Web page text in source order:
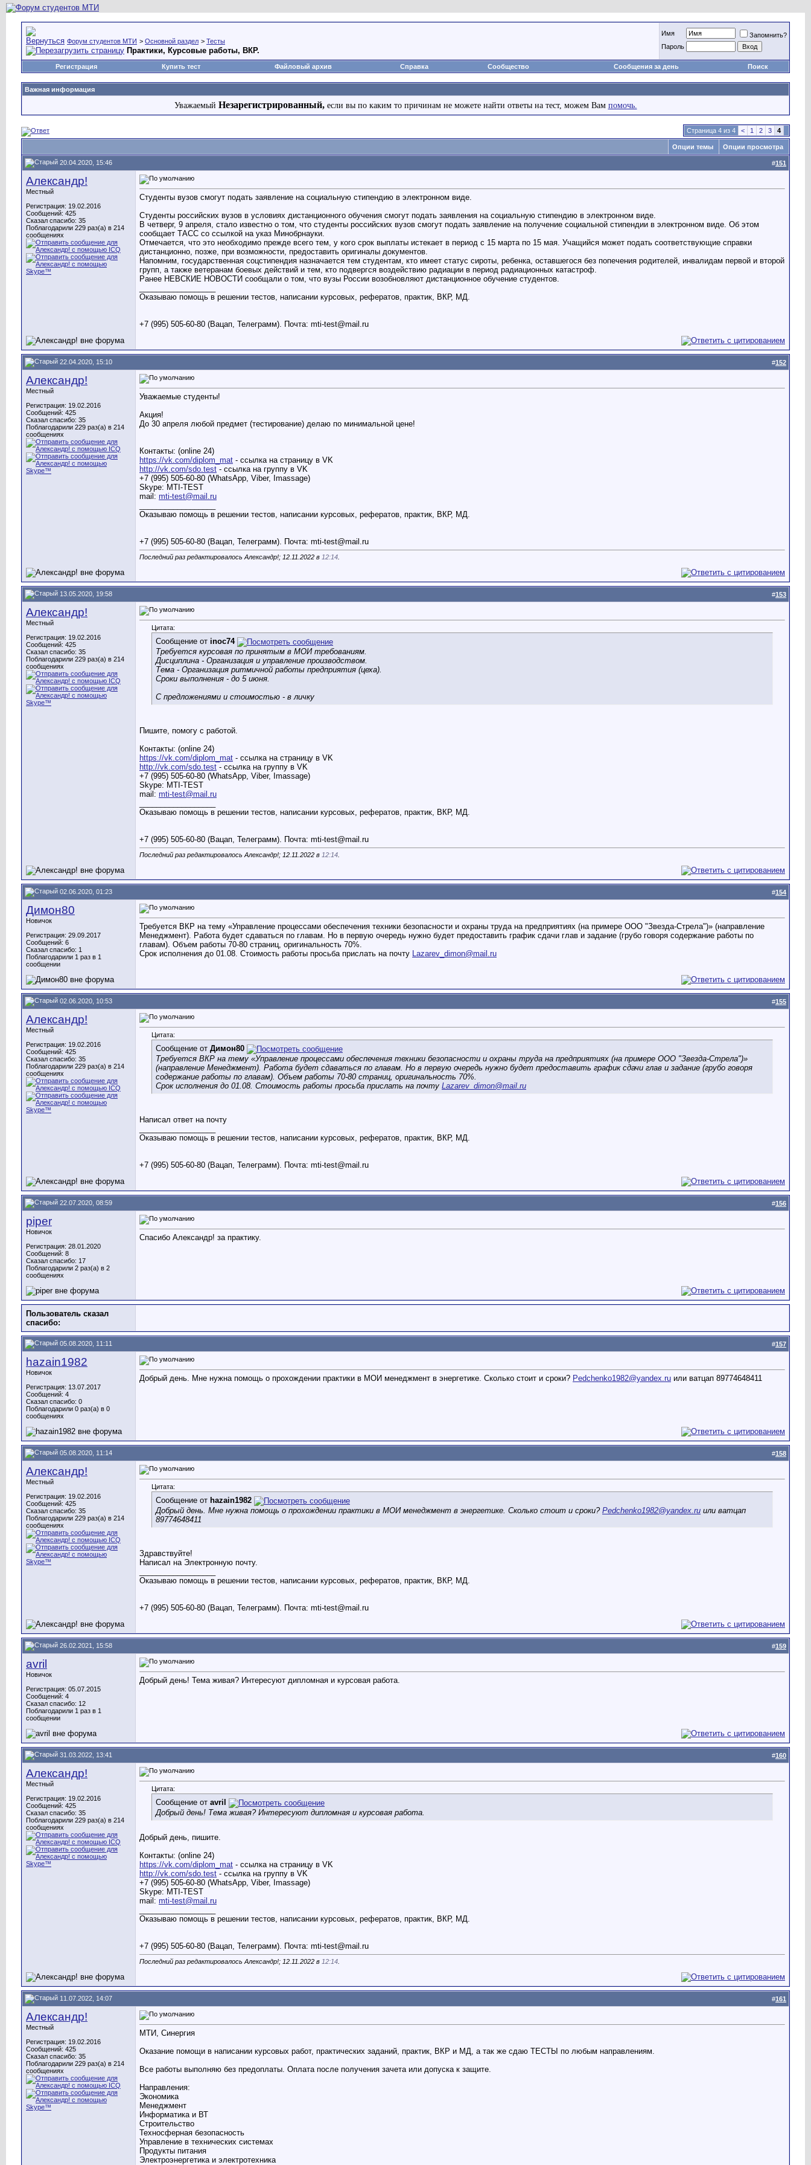
Форум студентов МТИ > Основной раздел > Тесты
Практики, Курсовые работы, ВКР.
Имя
Запомнить?
Пароль
Регистрация Купить тест Файловый архив Справка Сообщество Сообщения за день Поиск
Важная информация
Уважаемый Незарегистрированный, если вы по каким то причинам не можете найти ответы на тест, можем Вам помочь.
Страница 4 из 4 < 1 2 3 4
Опции темы Опции просмотра
20.04.2020, 15:46 #151
Александр!
Местный
Регистрация: 19.02.2016
Сообщений: 425
Сказал спасибо: 35
Поблагодарили 229 раз(а) в 214
сообщениях
Студенты вузов смогут подать заявление на социальную стипендию в электронном виде.
Студенты российских вузов в условиях дистанционного обучения смогут подать заявления на социальную стипендию в электронном виде.
В четверг, 9 апреля, стало известно о том, что студенты российских вузов смогут подать заявление на получение социальной стипендии в электронном виде. Об этом
сообщает ТАСС со ссылкой на указ Минобрнауки.
Отмечается, что это необходимо прежде всего тем, у кого срок выплаты истекает в период с 15 марта по 15 мая. Учащийся может подать соответствующие справки
дистанционно, позже, при возможности, предоставить оригиналы документов.
Напомним, государственная соцстипендия назначается тем студентам, кто имеет статус сироты, ребенка, оставшегося без попечения родителей, инвалидам первой и второй
групп, а также ветеранам боевых действий и тем, кто подвергся воздействию радиации в период радиационных катастроф.
Ранее НЕВСКИЕ НОВОСТИ сообщали о том, что вузы России возобновляют дистанционное обучение студентов.
Оказываю помощь в решении тестов, написании курсовых, рефератов, практик, ВКР, МД.
+7 (995) 505-60-80 (Вацап, Телеграмм). Почта: mti-test@mail.ru
22.04.2020, 15:10 #152
Александр!
Местный
Регистрация: 19.02.2016
Сообщений: 425
Сказал спасибо: 35
Поблагодарили 229 раз(а) в 214
сообщениях
Уважаемые студенты!
Акция!
До 30 апреля любой предмет (тестирование) делаю по минимальной цене!
Контакты: (online 24)
https://vk.com/diplom_mat - ссылка на страницу в VK
http://vk.com/sdo.test - ссылка на группу в VK
+7 (995) 505-60-80 (WhatsApp, Viber, Imassage)
Skype: MTI-TEST
mail: mti-test@mail.ru
Оказываю помощь в решении тестов, написании курсовых, рефератов, практик, ВКР, МД.
+7 (995) 505-60-80 (Вацап, Телеграмм). Почта: mti-test@mail.ru
Последний раз редактировалось Александр!; 12.11.2022 в 12:14
13.05.2020, 19:58 #153
Александр!
Местный
Регистрация: 19.02.2016
Сообщений: 425
Сказал спасибо: 35
Поблагодарили 229 раз(а) в 214
сообщениях
Цитата:
Сообщение от inoc74
Требуется курсовая по принятым в МОИ требованиям.
Дисциплина - Организация и управление производством.
Тема - Организация ритмичной работы предприятия (цеха).
Сроки выполнения - до 5 июня.
С предложениями и стоимостью - в личку
Пишите, помогу с работой.
Контакты: (online 24)
https://vk.com/diplom_mat - ссылка на страницу в VK
http://vk.com/sdo.test - ссылка на группу в VK
+7 (995) 505-60-80 (WhatsApp, Viber, Imassage)
Skype: MTI-TEST
mail: mti-test@mail.ru
Оказываю помощь в решении тестов, написании курсовых, рефератов, практик, ВКР, МД.
+7 (995) 505-60-80 (Вацап, Телеграмм). Почта: mti-test@mail.ru
Последний раз редактировалось Александр!; 12.11.2022 в 12:14
02.06.2020, 01:23 #154
Димон80
Новичок
Регистрация: 29.09.2017
Сообщений: 6
Сказал спасибо: 1
Поблагодарили 1 раз в 1
сообщении
Требуется ВКР на тему «Управление процессами обеспечения техники безопасности и охраны труда на предприятиях (на примере ООО "Звезда-Стрела")» (направление
Менеджмент). Работа будет сдаваться по главам. Но в первую очередь нужно будет предоставить график сдачи глав и задание (грубо говоря содержание работы по
главам). Объем работы 70-80 страниц, оригинальность 70%.
Срок исполнения до 01.08. Стоимость работы просьба прислать на почту Lazarev_dimon@mail.ru
02.06.2020, 10:53 #155
Александр!
Местный
Регистрация: 19.02.2016
Сообщений: 425
Сказал спасибо: 35
Поблагодарили 229 раз(а) в 214
сообщениях
Цитата:
Сообщение от Димон80
Требуется ВКР на тему «Управление процессами обеспечения техники безопасности и охраны труда на предприятиях (на примере ООО "Звезда-Стрела")»
(направление Менеджмент). Работа будет сдаваться по главам. Но в первую очередь нужно будет предоставить график сдачи глав и задание (грубо говоря
содержание работы по главам). Объем работы 70-80 страниц, оригинальность 70%.
Срок исполнения до 01.08. Стоимость работы просьба прислать на почту Lazarev_dimon@mail.ru
Написал ответ на почту
Оказываю помощь в решении тестов, написании курсовых, рефератов, практик, ВКР, МД.
+7 (995) 505-60-80 (Вацап, Телеграмм). Почта: mti-test@mail.ru
22.07.2020, 08:59 #156
piper
Новичок
Регистрация: 28.01.2020
Сообщений: 8
Сказал спасибо: 17
Поблагодарили 2 раз(а) в 2
сообщениях
Спасибо Александр! за практику.
Пользователь сказал
cпасибо:
05.08.2020, 11:11 #157
hazain1982
Новичок
Регистрация: 13.07.2017
Сообщений: 4
Сказал спасибо: 0
Поблагодарили 0 раз(а) в 0
сообщениях
Добрый день. Мне нужна помощь о прохождении практики в МОИ менеджмент в энергетике. Сколько стоит и сроки? Pedchenko1982@yandex.ru или ватцап 89774648411
05.08.2020, 11:14 #158
Александр!
Местный
Регистрация: 19.02.2016
Сообщений: 425
Сказал спасибо: 35
Поблагодарили 229 раз(а) в 214
сообщениях
Цитата:
Сообщение от hazain1982
Добрый день. Мне нужна помощь о прохождении практики в МОИ менеджмент в энергетике. Сколько стоит и сроки? Pedchenko1982@yandex.ru или ватцап
89774648411
Здравствуйте!
Написал на Электронную почту.
Оказываю помощь в решении тестов, написании курсовых, рефератов, практик, ВКР, МД.
+7 (995) 505-60-80 (Вацап, Телеграмм). Почта: mti-test@mail.ru
26.02.2021, 15:58 #159
avril
Новичок
Регистрация: 05.07.2015
Сообщений: 4
Сказал спасибо: 12
Поблагодарили 1 раз в 1
сообщении
Добрый день! Тема живая? Интересуют дипломная и курсовая работа.
31.03.2022, 13:41 #160
Александр!
Местный
Регистрация: 19.02.2016
Сообщений: 425
Сказал спасибо: 35
Поблагодарили 229 раз(а) в 214
сообщениях
Цитата:
Сообщение от avril
Добрый день! Тема живая? Интересуют дипломная и курсовая работа.
Добрый день, пишите.
Контакты: (online 24)
https://vk.com/diplom_mat - ссылка на страницу в VK
http://vk.com/sdo.test - ссылка на группу в VK
+7 (995) 505-60-80 (WhatsApp, Viber, Imassage)
Skype: MTI-TEST
mail: mti-test@mail.ru
Оказываю помощь в решении тестов, написании курсовых, рефератов, практик, ВКР, МД.
+7 (995) 505-60-80 (Вацап, Телеграмм). Почта: mti-test@mail.ru
Последний раз редактировалось Александр!; 12.11.2022 в 12:14
11.07.2022, 14:07 #161
Александр!
Местный
Регистрация: 19.02.2016
Сообщений: 425
Сказал спасибо: 35
Поблагодарили 229 раз(а) в 214
сообщениях
МТИ, Синергия
Оказание помощи в написании курсовых работ, практических заданий, практик, ВКР и МД, а так же сдаю ТЕСТЫ по любым направлениям.
Все работы выполняю без предоплаты. Оплата после получения зачета или допуска к защите.
Направления:
Экономика
Менеджмент
Информатика и ВТ
Строительство
Техносферная безопасность
Управление в технических системах
Продукты питания
Электроэнергетика и электротехника